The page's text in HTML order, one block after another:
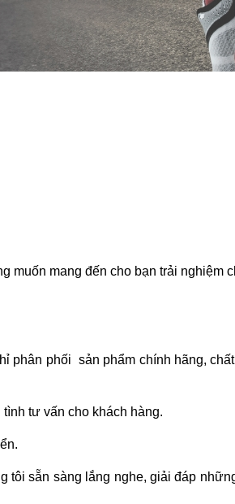
mang đến cho bạn trải nghiệm
phân phối sản phẩm chính hãng,
tư vấn cho khách hàng.
tôi sẵn sàng lắng nghe, giải đáp